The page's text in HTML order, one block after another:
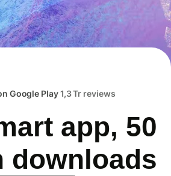
Google Play1,3 Tr reviews
app, 50
downloads